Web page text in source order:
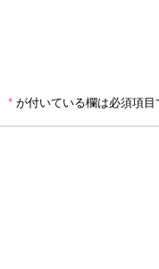
* が付いている欄は必須項目